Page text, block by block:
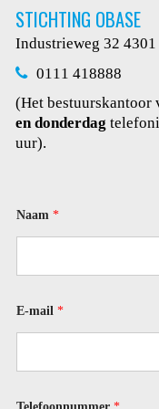
STICHTING OBASE
Industrieweg 32 4301
0111 418888
(Het bestuurskantoor
en donderdag
uur).
e
o
n
m
r
Naam*
E-mail*